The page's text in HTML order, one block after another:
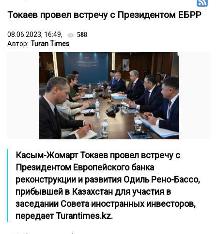
Токаев провел встречу с Президентом ЕБРР
08.06.2023, 16:49, 588
Автор: Turan Times
Касым-Жомарт Токаев провел встречу с
Президентом Европейского банка
реконструкции и развития Одиль Рено-Бассо,
прибывшей в Казахстан для участия в
заседании Совета иностранных инвесторов,
передает Turantimes.kz.